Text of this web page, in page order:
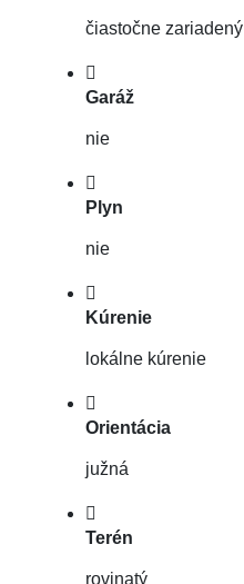
čiastočne zariadený
Garáž
nie
Plyn
nie
Kúrenie
lokálne kúrenie
Orientácia
južná
Terén
rovinatý